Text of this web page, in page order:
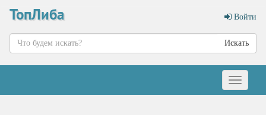
ТопЛиба Войти
Искать
Меню